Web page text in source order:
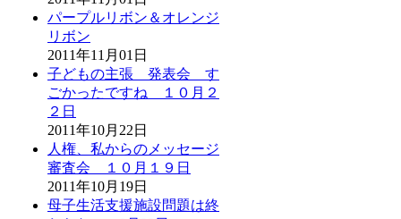
パープルリボン＆オレンジ
リボン
2011年11月01日
子どもの主張 発表会 す
ごかったですね １０月２
２日
2011年10月22日
人権、私からのメッセージ
審査会 １０月１９日
2011年10月19日
母子生活支援施設問題は終